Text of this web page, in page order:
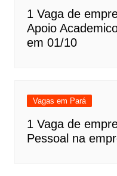
1 Vaga de
Apoio
em 01/10
Vagas em Pará
1 Vaga de
Pessoal na